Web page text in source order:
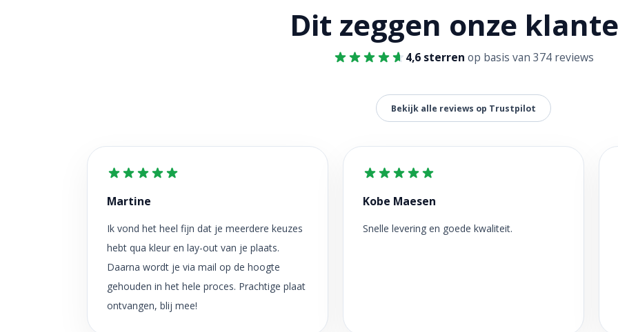
Dit zeggen onze
4,6 sterren op basis van 374 reviews
Bekijk alle reviews op Trustpilot
Martine
Ik vond het heel fijn dat je meerdere keuzes
hebt qua kleur en lay-out van je plaats.
Daarna wordt je via mail op de hoogte
gehouden in het hele proces. Prachtige plaat
ontvangen, blij mee!
Kobe Maesen
Snelle levering en goede kwaliteit.